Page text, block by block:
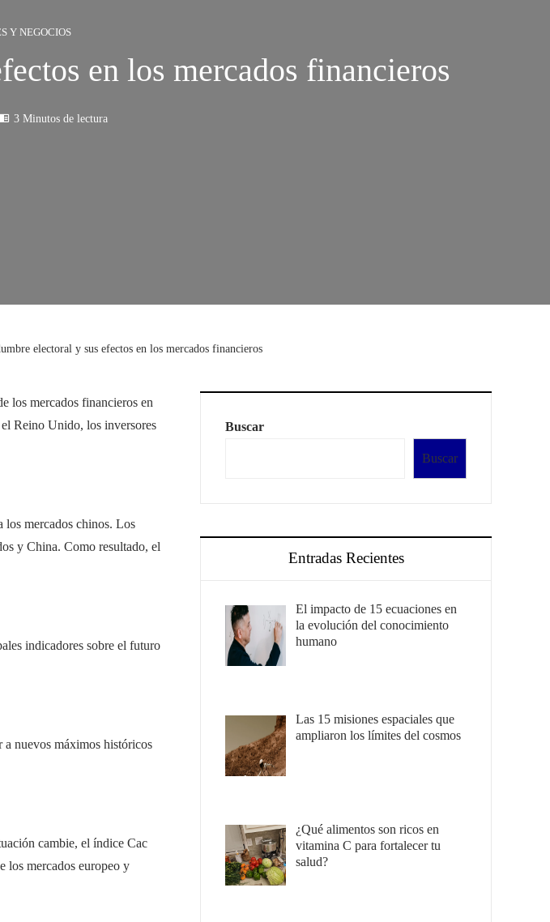
Y NEGOCIOS
en los mercados financieros
3 Minutos de lectura
electoral y sus efectos en los mercados financieros
los mercados financieros en
el Reino Unido, los inversores
los mercados chinos. Los
y China. Como resultado, el
indicadores sobre el futuro
a nuevos máximos históricos
cambie, el índice Cac
los mercados europeo y
Buscar
Buscar
Entradas Recientes
El impacto de 15 ecuaciones en
la evolución del conocimiento
humano
Las 15 misiones espaciales que
ampliaron los límites del cosmos
¿Qué alimentos son ricos en
vitamina C para fortalecer tu
salud?